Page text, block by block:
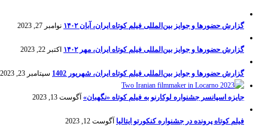
گزارش حضورها و جوایز بین‌المللی فیلم کوتاه ایران، آبان ۱۴۰۲ نوامبر 27, 2023
گزارش حضورها و جوایز بین‌المللی فیلم کوتاه ایران، مهر ۱۴۰۲ اکتبر 22, 2023
گزارش حضورها و جوایز بین‌المللی فیلم کوتاه ایران، شهریور 1402 سپتامبر 23, 2023
جایزه اسپانسر جشنواره لوکارنو به فیلم کوتاه «نگهبان» آگوست 13, 2023
فیلم کوتاه پرونده در جشنواره کنکورتو ایتالیا آگوست 12, 2023